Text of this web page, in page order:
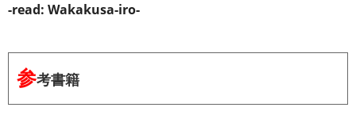
-read: Wakakusa-iro-
参考書籍